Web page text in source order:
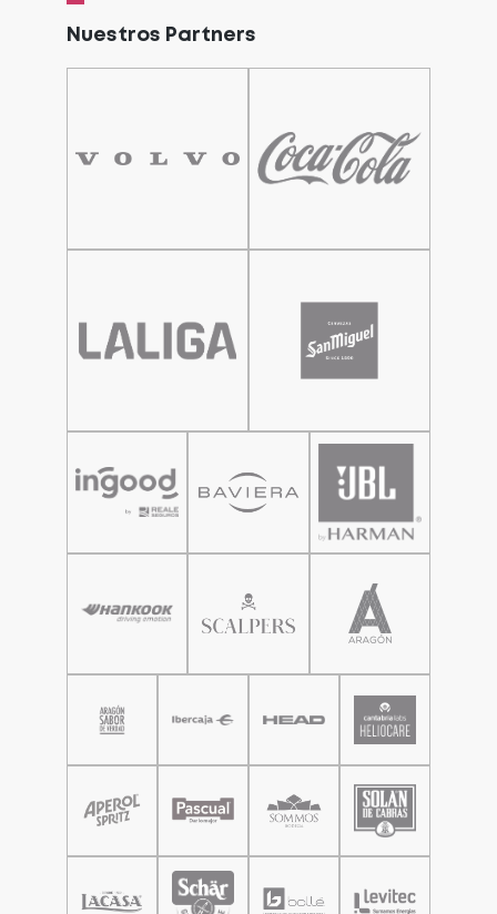
Nuestros Partners